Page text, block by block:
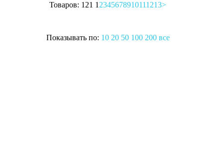
Товаров: 121 1 2345678910111213>
Показывать по: 10 20 50 100 200 все